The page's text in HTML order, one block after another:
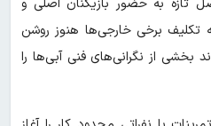
تازه به حضور بازیکنان اصلی و
که تکلیف برخی خارجی‌ها هنوز روشن
بخشی از نگرانی‌های فنی آبی‌ها را